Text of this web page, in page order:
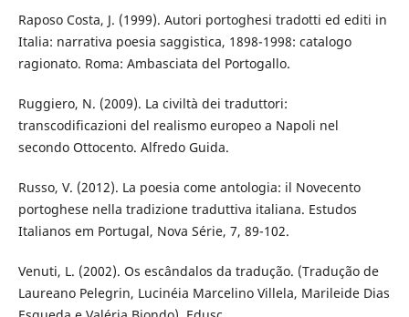
Raposo Costa, J. (1999). Autori portoghesi tradotti ed editi in
Italia: narrativa poesia saggistica, 1898-1998: catalogo
ragionato. Roma: Ambasciata del Portogallo.
Ruggiero, N. (2009). La civiltà dei traduttori:
transcodificazioni del realismo europeo a Napoli nel
secondo Ottocento. Alfredo Guida.
Russo, V. (2012). La poesia come antologia: il Novecento
portoghese nella tradizione traduttiva italiana. Estudos
Italianos em Portugal, Nova Série, 7, 89-102.
Venuti, L. (2002). Os escândalos da tradução. (Tradução de
Laureano Pelegrin, Lucinéia Marcelino Villela, Marileide Dias